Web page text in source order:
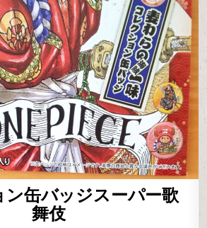
ン缶バッジスーパー歌
舞伎